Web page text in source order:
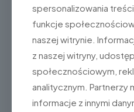
Wbudowany
Wymiary,
Wymiary
Waga
spersonalizowania
funkcje
naszej witrynie.
z naszej witryny,
społecznościowym,
analitycznym. Partnerzy
informacje z innymi